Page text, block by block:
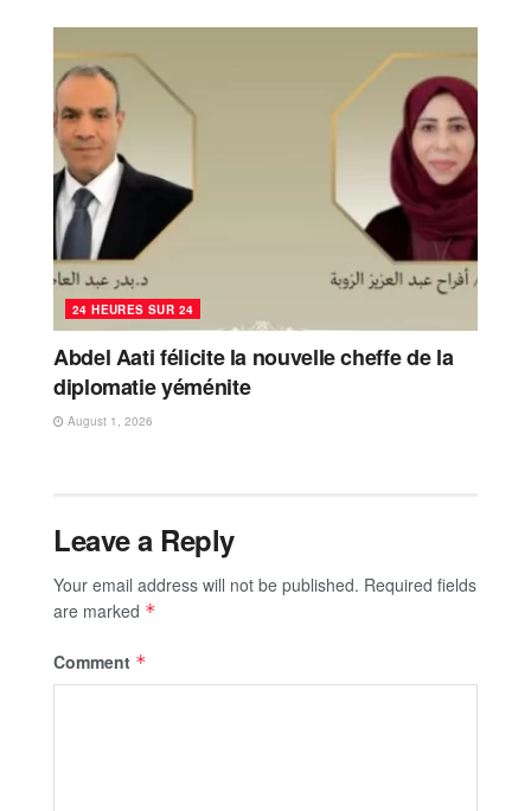
24 HEURES SUR 24
Abdel Aati félicite la nouvelle cheffe de la
diplomatie yéménite
August 1, 2026
Leave a Reply
Your email address will not be published. Required fields
are marked *
Comment *